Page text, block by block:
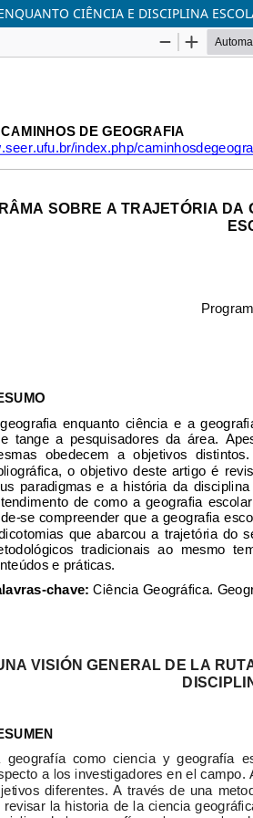
CIÊNCIA E DISCIPLINA